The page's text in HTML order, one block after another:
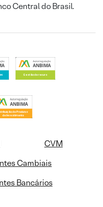
Central do Brasil.
CVM
Cambiais
Bancários